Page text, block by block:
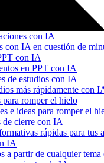
con IA
con IA en cuestión de
con IA
en PPT con IA
de estudios con IA
más rápidamente con
para romper el hielo
e ideas para romper el
de cierre con IA
rápidas para tus
IA
a partir de cualquier